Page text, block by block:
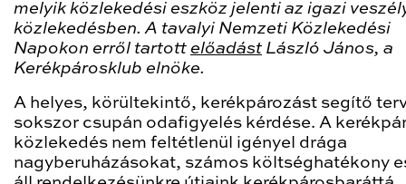
melyik közlekedési eszköz jelenti az igazi
közlekedésben. A tavalyi Nemzeti Közlekedési
Napokon erről tartott előadást László János, a
Kerékpárosklub elnöke.
A helyes, körültekintő, kerékpározást segítő
sokszor csupán odafigyelés kérdése. A
közlekedés nem feltétlenül igényel drága
nagyberuházásokat, számos költséghatékony